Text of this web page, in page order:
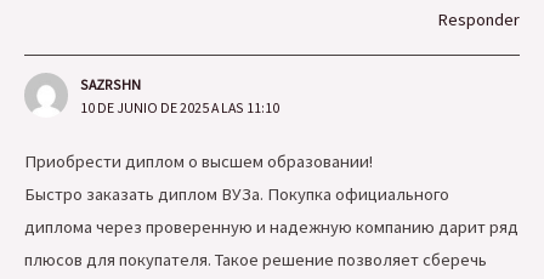
Responder
SAZRSHN
10 DE JUNIO DE 2025 A LAS 11:10
Приобрести диплом о высшем образовании!
Быстро заказать диплом ВУЗа. Покупка официального
диплома через проверенную и надежную компанию дарит ряд
плюсов для покупателя. Такое решение позволяет сберечь